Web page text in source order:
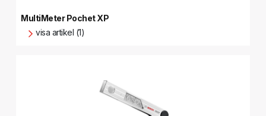
MultiMeter Pochet XP
visa artikel (1)